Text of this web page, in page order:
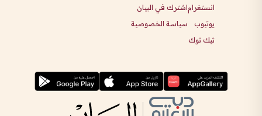
انستغرام
يوتيوب
تيك توك
اشترك في البيان
سياسة الخصوصية